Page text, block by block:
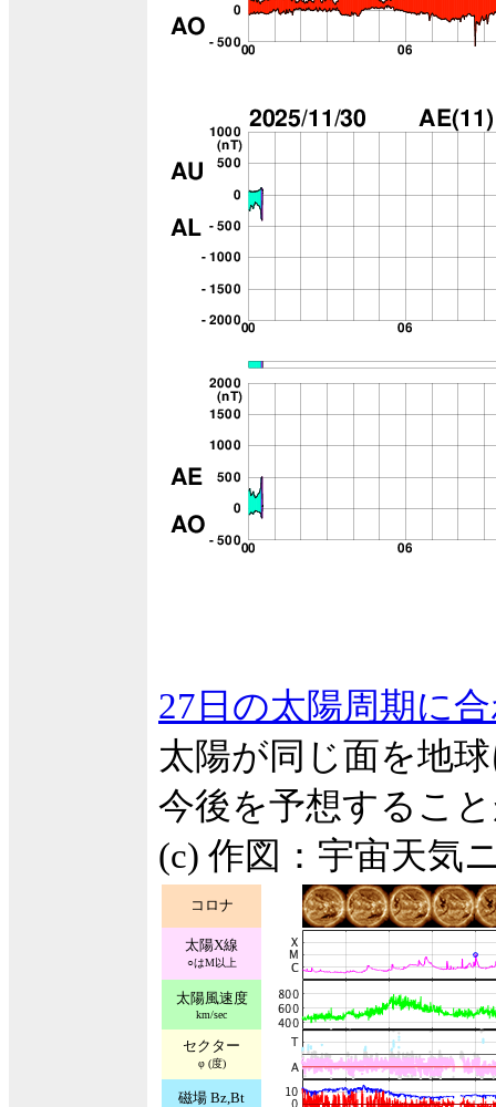
27日の太陽周期に
太陽が同じ面を地
今後を予想するこ
(c) 作図：宇宙天気
コロナ
太陽X線
○はM以上
太陽風速度
km/sec
セクター
φ (度)
磁場 Bz,Bt